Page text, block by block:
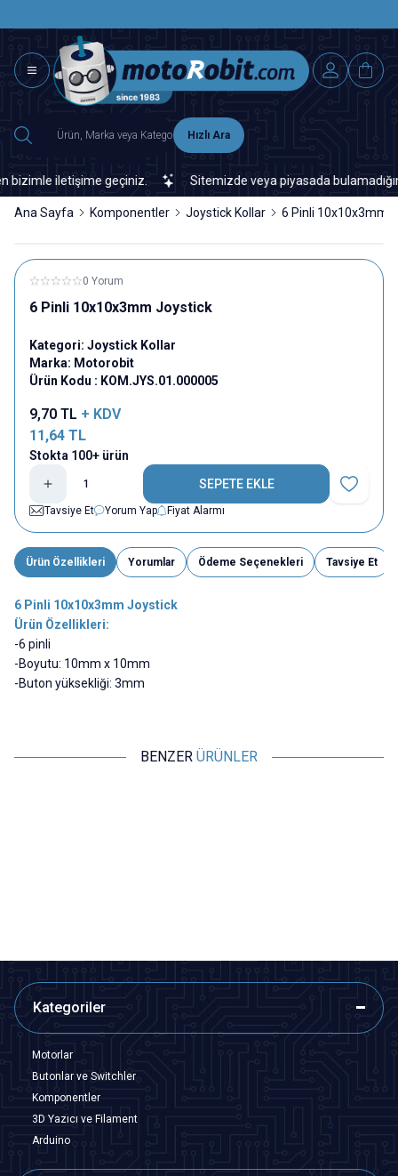
Hızlı Ara
iletişime geçiniz. Sitemizde veya piyasada
Ana Sayfa Komponentler Joystick Kollar 6 Pinli 10x10x3mm
0 Yorum
6 Pinli 10x10x3mm Joystick
Kategori: Joystick Kollar
Marka: Motorobit
Ürün Kodu : KOM.JYS.01.000005
9,70 TL + KDV
11,64 TL
Stokta 100+ ürün
SEPETE EKLE
Favoriye
Tavsiye Et
Yorum Yap Fiyat Alarmı
Ürün Özellikleri Yorumlar Ödeme Seçenekleri Tavsiye Et
6 Pinli 10x10x3mm Joystick
Ürün Özellikleri:
-6 pinli
-Boyutu: 10mm x 10mm
-Buton yüksekliği: 3mm
BENZER ÜRÜNLER
Kategoriler
Motorlar
Butonlar ve Switchler
Komponentler
3D Yazıcı ve Filament
Arduino